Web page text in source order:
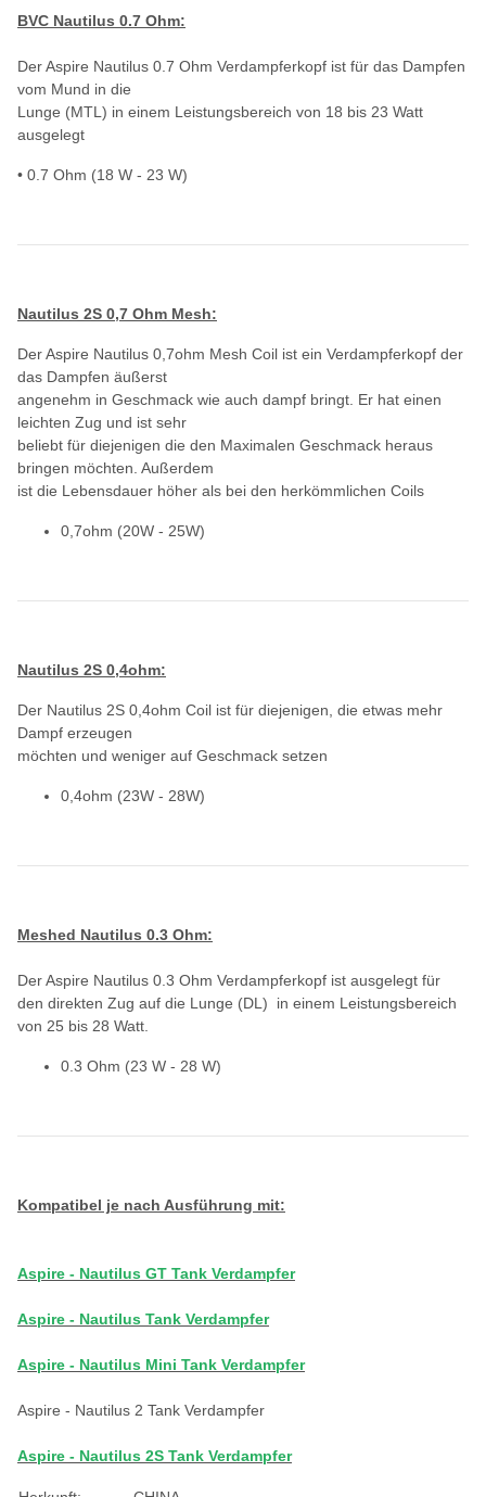
BVC Nautilus 0.7 Ohm:
Der Aspire Nautilus 0.7 Ohm Verdampferkopf ist für das Dampfen
vom Mund in die
Lunge (MTL) in einem Leistungsbereich von 18 bis 23 Watt
ausgelegt
• 0.7 Ohm (18 W - 23 W)
Nautilus 2S 0,7 Ohm Mesh:
Der Aspire Nautilus 0,7ohm Mesh Coil ist ein Verdampferkopf der
das Dampfen äußerst
angenehm in Geschmack wie auch dampf bringt. Er hat einen
leichten Zug und ist sehr
beliebt für diejenigen die den Maximalen Geschmack heraus
bringen möchten. Außerdem
ist die Lebensdauer höher als bei den herkömmlichen Coils
0,7ohm (20W - 25W)
Nautilus 2S 0,4ohm:
Der Nautilus 2S 0,4ohm Coil ist für diejenigen, die etwas mehr
Dampf erzeugen
möchten und weniger auf Geschmack setzen
0,4ohm (23W - 28W)
Meshed Nautilus 0.3 Ohm:
Der Aspire Nautilus 0.3 Ohm Verdampferkopf ist ausgelegt für
den direkten Zug auf die Lunge (DL) in einem Leistungsbereich
von 25 bis 28 Watt.
0.3 Ohm (23 W - 28 W)
Kompatibel je nach Ausführung mit:
Aspire - Nautilus GT Tank Verdampfer
Aspire - Nautilus Tank Verdampfer
Aspire - Nautilus Mini Tank Verdampfer
Aspire - Nautilus 2 Tank Verdampfer
Aspire - Nautilus 2S Tank Verdampfer